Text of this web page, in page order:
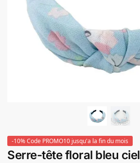
-10% Code PROMO10 jusqu'a la fin du mois
Serre-tête floral bleu ciel